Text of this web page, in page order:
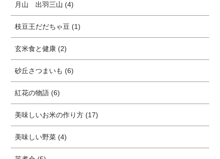
月山 出羽三山 (4)
枝豆王だだちゃ豆 (1)
玄米食と健康 (2)
砂丘さつまいも (6)
紅花の物語 (6)
美味しいお米の作り方 (17)
美味しい野菜 (4)